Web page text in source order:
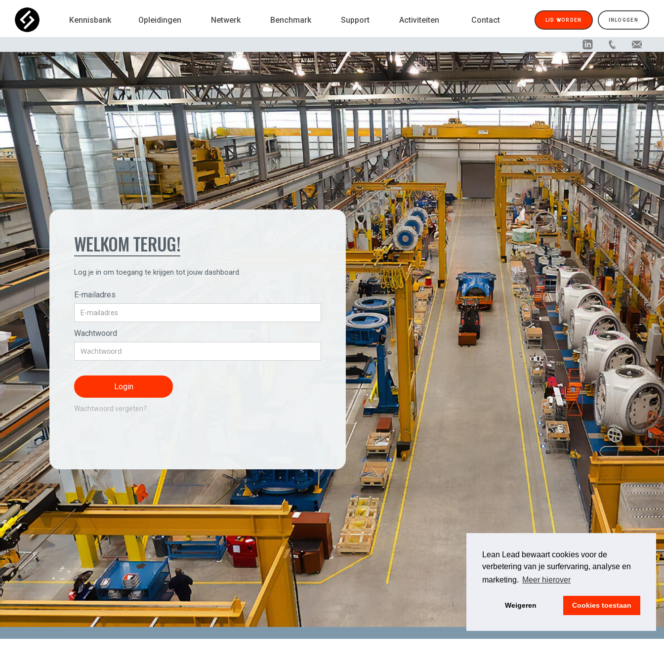
Lean Lead bewaart cookies voor de
verbetering van je surfervaring, analyse en
marketing. Meer hierover
Weigeren Cookies toestaan
LID WORDEN INLOGGEN
Kennisbank Opleidingen Netwerk Benchmark Support Activiteiten Contact
WELKOM TERUG!
Log je in om toegang te krijgen tot jouw dashboard.
E-mailadres
Wachtwoord
Wachtwoord vergeten?